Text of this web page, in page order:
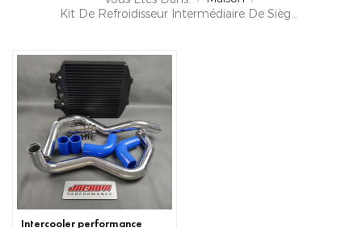
Intercooler performance